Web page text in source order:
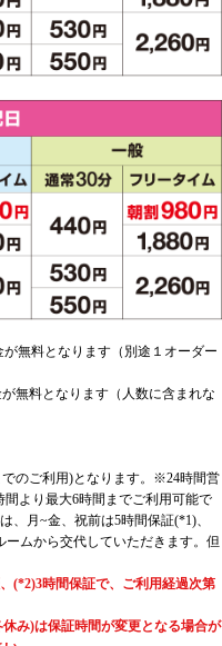
無料となります（別途１オーダー
無料となります（人数に含まれな
のご利用)となります。※24時間営
より最大6時間までご利用可能で
月~金、祝前は5時間保証(*1)、
ムから交代していただきます。但
(*2)3時間保証で、ご利用経過次第
み)は保証時間が変更となる場合が